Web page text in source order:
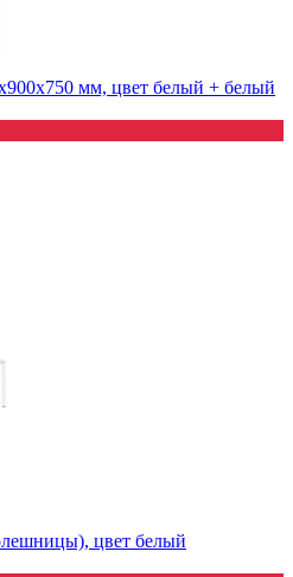
мм, цвет белый + белый
цвет белый